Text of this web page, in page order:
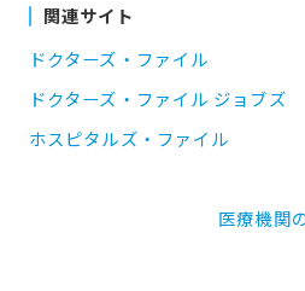
関連サイト
ドクターズ・ファイル
ドクターズ・ファイル ジョブズ
ホスピタルズ・ファイル
医療機関